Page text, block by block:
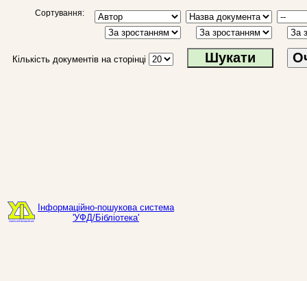
Сортування:
Кількість документів на сторінці
Інформаційно-пошукова система
'УФД/Бібліотека'